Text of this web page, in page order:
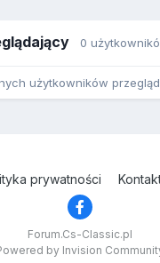
0
użytkowników
prywatności
Forum.Cs-Classic.pl
by Invision